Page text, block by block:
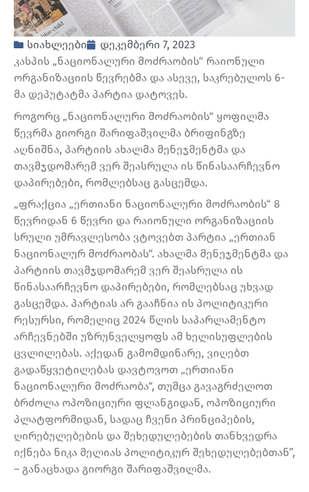
სიახლეები
დეკემბერი 7, 2023
კასპის „ნაციონალური მოძრაობის“ რაიონული
ორგანიზაციის წევრებმა და ასევე, საკრებულოს 6-
მა დეპუტატმა პარტია დატოვეს.
როგორც „ნაციონალური მოძრაობის“ ყოფილმა
წევრმა გიორგი შარიფაშვილმა ბრიფინგზე
აღნიშნა, პარტიის ახალმა მენეჯმენტმა და
თავმჯდომარემ ვერ შეასრულა ის წინასაარჩევნო
დაპირებები, რომლებსაც გასცემდა.
„ფრაქცია „ერთიანი ნაციონალური მოძრაობის“ 8
წევრიდან 6 წევრი და რაიონული ორგანიზაციის
სრული უმრავლესობა ვტოვებთ პარტია „ერთიან
ნაციონალურ მოძრაობას“. ახალმა მენეჯმენტმა და
პარტიის თავმჯდომარემ ვერ შეასრულა ის
წინასაარჩევნო დაპირებები, რომლებსაც უხვად
გასცემდა. პარტიას არ გააჩნია ის პოლიტიკური
რესურსი, რომელიც 2024 წლის საპარლამენტო
არჩევნებში უზრუნველყოფს ამ ხელისუფლების
ცვლილებას. აქედან გამომდინარე, ვიღებთ
გადაწყვეტილებას დავტოვოთ „ერთიანი
ნაციონალური მოძრაობა“, თუმცა გავაგრძელოთ
ბრძოლა ოპოზიციური ფლანგიდან, ოპოზიციური
პლატფორმიდან, სადაც ჩვენი პრინციპების,
ღირებულებების და შეხედულებების თანხვედრა
იქნება ნიკა მელიას პოლიტიკურ შეხედულებებთან”,
– განაცხადა გიორგი შარიფაშვილმა.